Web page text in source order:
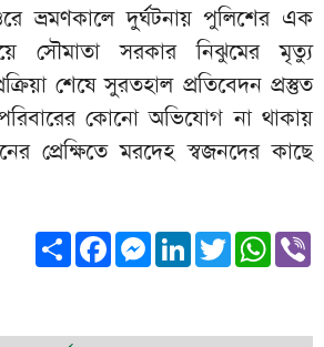
ভ্রমণকালে দুর্ঘটনায় পুলিশের এক
সৌমাতা সরকার নিঝুমের মৃত্যু
শেষে সুরতহাল প্রতিবেদন প্রস্তুত
কোনো অভিযোগ না থাকায়
প্রেক্ষিতে মরদেহ স্বজনদের কাছে
ShareFacebook
Messenger
LinkedIn
Twitter